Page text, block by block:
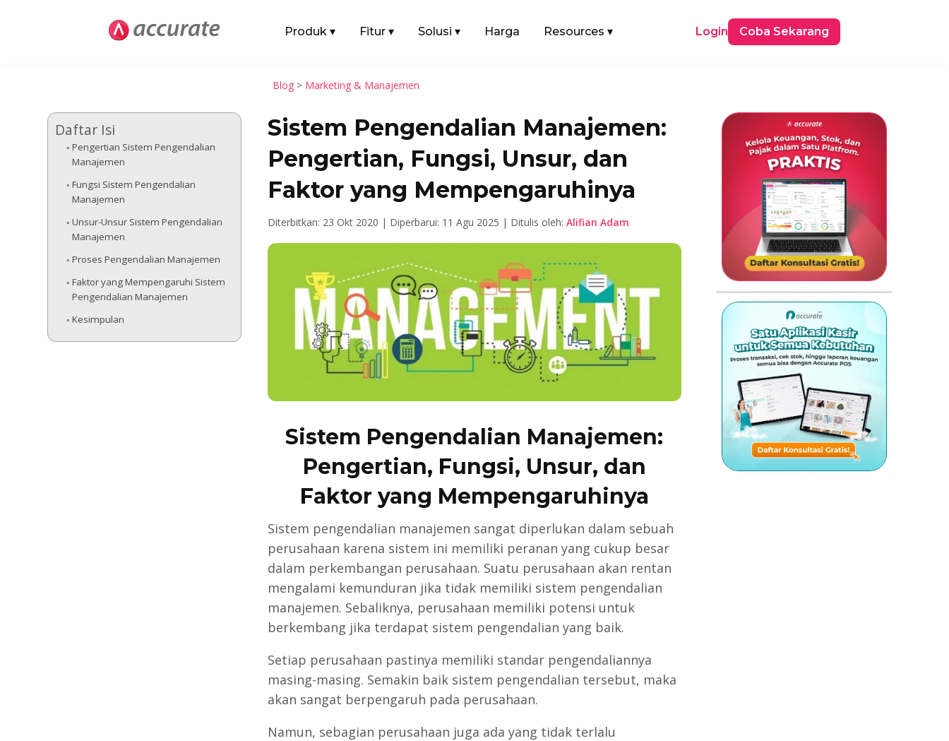
Produk ▾ Fitur ▾ Solusi ▾ Harga Resources ▾ Login Coba Sekarang
Blog > Marketing & Manajemen
Daftar Isi
Pengertian Sistem Pengendalian
Manajemen
Fungsi Sistem Pengendalian
Manajemen
Unsur-Unsur Sistem Pengendalian
Manajemen
Proses Pengendalian Manajemen
Faktor yang Mempengaruhi Sistem
Pengendalian Manajemen
Kesimpulan
Sistem Pengendalian Manajemen:
Pengertian, Fungsi, Unsur, dan
Faktor yang Mempengaruhinya
Diterbitkan: 23 Okt 2020 | Diperbarui: 11 Agu 2025 | Ditulis oleh: Alifian Adam
Sistem Pengendalian Manajemen:
Pengertian, Fungsi, Unsur, dan
Faktor yang Mempengaruhinya
Sistem pengendalian manajemen sangat diperlukan dalam sebuah
perusahaan karena sistem ini memiliki peranan yang cukup besar
dalam perkembangan perusahaan. Suatu perusahaan akan rentan
mengalami kemunduran jika tidak memiliki sistem pengendalian
manajemen. Sebaliknya, perusahaan memiliki potensi untuk
berkembang jika terdapat sistem pengendalian yang baik.
Setiap perusahaan pastinya memiliki standar pengendaliannya
masing-masing. Semakin baik sistem pengendalian tersebut, maka
akan sangat berpengaruh pada perusahaan.
Namun, sebagian perusahaan juga ada yang tidak terlalu